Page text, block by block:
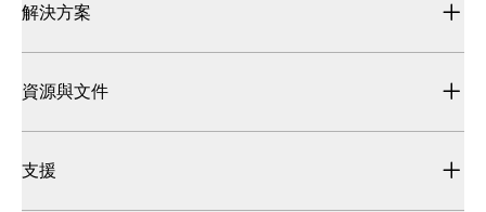
解決方案
資源與文件
支援